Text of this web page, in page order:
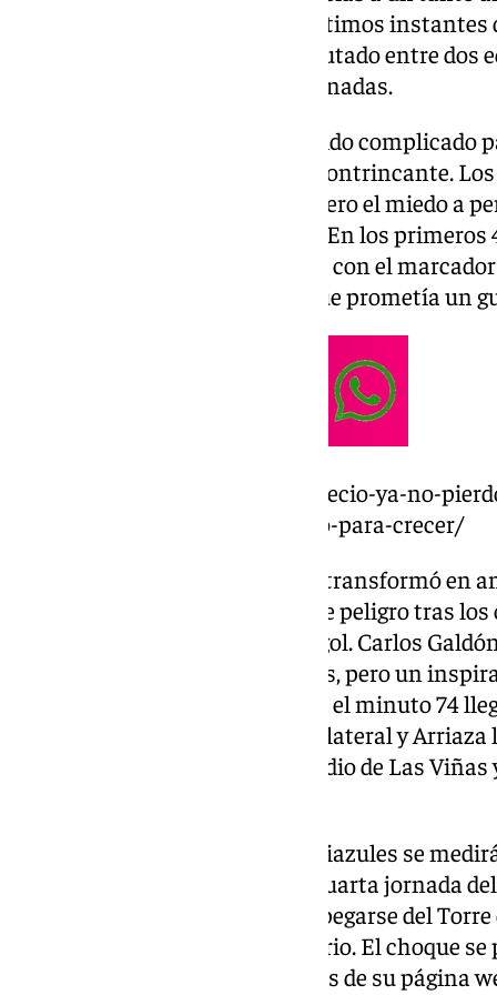
centrocampista anotó en los últimos
estadio local tras un duelo disputado entre dos
victoria en sus dos primeras jornadas.
Lo cierto es que ha sido un partido complicado
han visto sorprendidos por su contrincante.
presión en bloque medio-alto, pero el miedo a
conjuntos en el primer tiempo. En los
ocasiones y se llegó al descanso con el
decidir en una segunda parte que prometía
https://www.101tv.es/funes-y-recio-ya-no-
que-el-malaga-es-el-mejor-sitio-para-crecer/
El temor de la primera parte se transformó en
comenzó a generar ocasiones de peligro tras
técnico, pero no encontraba el gol. Carlos
el 68′ la tuvieron para los locales, pero un
los granadinos. Sin embargo, en el minuto 74
Los de Funes botaron una falta lateral y
supuso un duro golpe en el estadio de Las
La próxima semana, los blanquiazules se
un duelo correspondiente a la cuarta jornada
donde los locales buscarán despegarse del
y colocarse como líder en solitario. El choque
, además de su página